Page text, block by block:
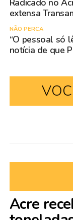
Radicado no
extensa
NÃO PERCA
“O pessoal só
notícia de que
Acre